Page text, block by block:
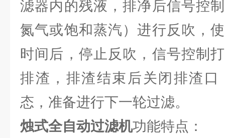
滤器内的残液，排净后信号控
氮气或饱和蒸汽）进行反吹，
时间后，停止反吹，信号控制
排渣，排渣结束后关闭排渣口
态，准备进行下一轮过滤。
烛式全自动过滤机功能特点：